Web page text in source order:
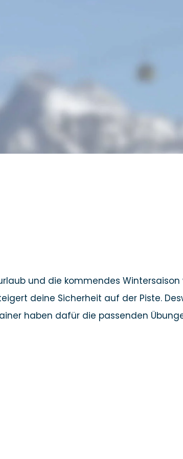
und die kommendes
deine Sicherheit auf der Piste.
haben dafür die passenden